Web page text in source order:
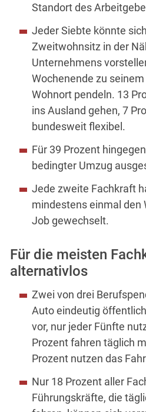
Standort des
Jeder Siebte könnte
Zweitwohnsitz in der
Unternehmens
Wochenende zu
Wohnort pendeln. 13
ins Ausland gehen, 7
bundesweit flexibel.
Für 39 Prozent
bedingter Umzug
Jede zweite Fachkraft
mindestens einmal den
Job gewechselt.
Für die meisten
alternativlos
Zwei von drei
Auto eindeutig
vor, nur jeder Fünfte
Prozent fahren täglich
Prozent nutzen das
Nur 18 Prozent aller
Führungskräfte, die